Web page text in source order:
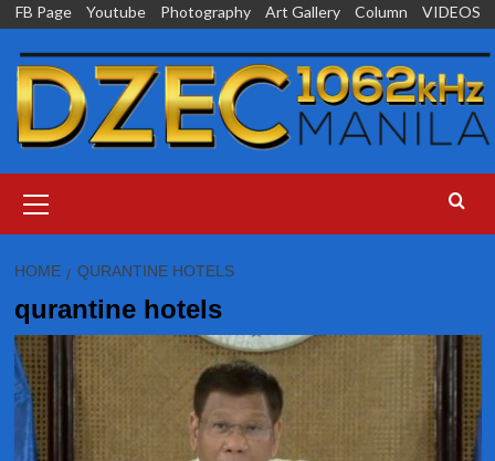
Skip
content
FB Page Youtube Photography Art Gallery Column VIDEOS
Menu
HOME QURANTINE HOTELS
qurantine hotels